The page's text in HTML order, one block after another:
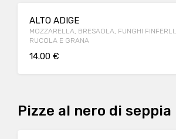
ALTO ADIGE
MOZZARELLA, BRESAOLA, FUNGHI FINFERLI,
RUCOLA E GRANA
14.00 €
Pizze al nero di seppia